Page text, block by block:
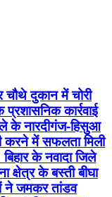
चौथे दुकान में चोरी
कार्रवाई
के नारदीगंज-हिसुआ
करने में सफलता मिली
के नवादा जिले
के बस्ती बीघा
ने जमकर तांडव